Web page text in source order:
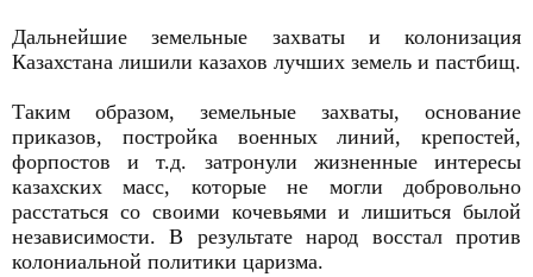
Дальнейшие земельные захваты и колонизация
Казахстана лишили казахов лучших земель и пастбищ.
Таким образом, земельные захваты, основание
приказов, постройка военных линий, крепостей,
форпостов и т.д. затронули жизненные интересы
казахских масс, которые не могли добровольно
расстаться со своими кочевьями и лишиться былой
независимости. В результате народ восстал против
колониальной политики царизма.